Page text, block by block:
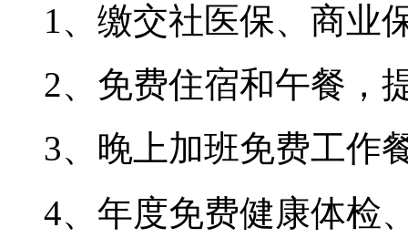
1、缴交社医保、商业
2、免费住宿和午餐，
3、晚上加班免费工作
4、年度免费健康体检